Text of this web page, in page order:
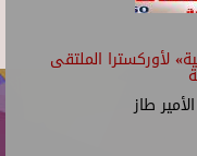
لأوركسترا الملتقى
طاز